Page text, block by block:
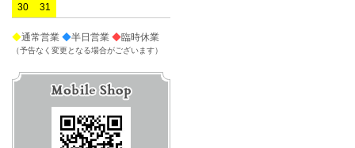
30
31
◆通常営業 ◆半日営業 ◆臨時休業
（予告なく変更となる場合がございます）